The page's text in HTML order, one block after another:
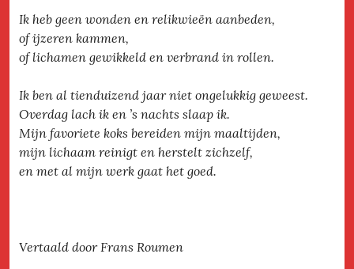
Ik heb geen wonden en relikwieën aanbeden,
of ijzeren kammen,
of lichamen gewikkeld en verbrand in rollen.
Ik ben al tienduizend jaar niet ongelukkig geweest.
Overdag lach ik en ’s nachts slaap ik.
Mijn favoriete koks bereiden mijn maaltijden,
mijn lichaam reinigt en herstelt zichzelf,
en met al mijn werk gaat het goed.
Vertaald door Frans Roumen